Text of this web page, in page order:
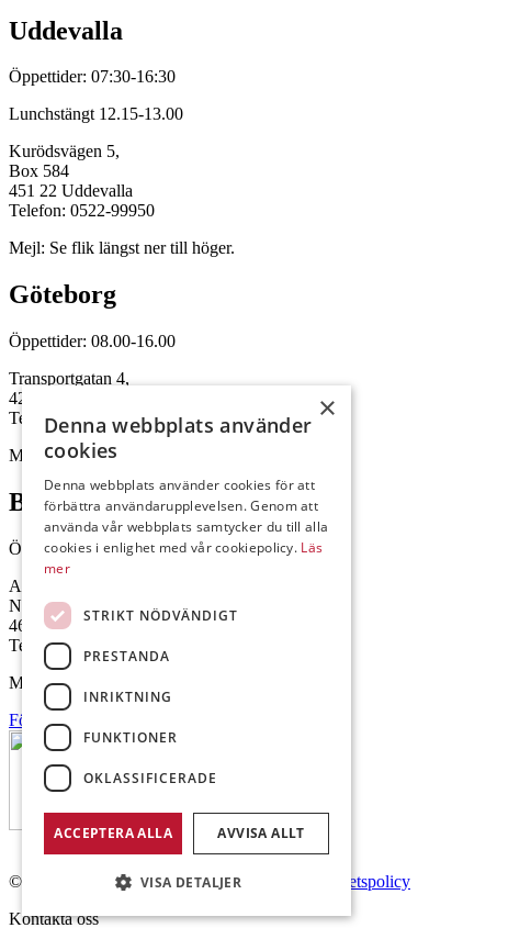
Uddevalla
Öppettider: 07:30-16:30
Lunchstängt 12.15-13.00
Kurödsvägen 5,
Box 584
451 22 Uddevalla
Telefon: 0522-99950
Mejl: Se flik längst ner till höger.
Göteborg
Öppettider: 08.00-16.00
Transportgatan 4,
422 46 Hisings Backa
Telefon: 0708-115352
Mejl: Se flik längst ner till höger.
Brålanda
Öppettider: 07:00-16:00
Andrésen Maskin i Brålanda AB
Nuntorp 301
464 64 Brålanda
Telefon: 0521-57 57 30
Mejl: Se flik längst ner till höger.
Följ oss på Facebook
© Copyright 2026 Andrésen Maskin AB.
Integritetspolicy
Kontakta oss
×
Denna webbplats använder
cookies
Denna webbplats använder cookies för att
förbättra användarupplevelsen. Genom att
använda vår webbplats samtycker du till alla
cookies i enlighet med vår cookiepolicy. Läs
mer
STRIKT NÖDVÄNDIGT
PRESTANDA
INRIKTNING
FUNKTIONER
OKLASSIFICERADE
ACCEPTERA ALLA AVVISA ALLT
VISA DETALJER